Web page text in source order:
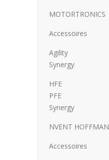
MOTORTRONICS
Accessoires
Agility
Synergy
HFE
PFE
Synergy
NVENT HOFFMAN
Accessoires